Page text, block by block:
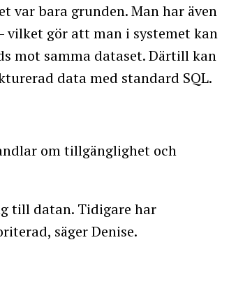
var bara grunden. Man har även
vilket gör att man i systemet kan
mot samma dataset. Därtill kan
data med standard SQL.
om tillgänglighet och
till datan. Tidigare har
säger Denise.